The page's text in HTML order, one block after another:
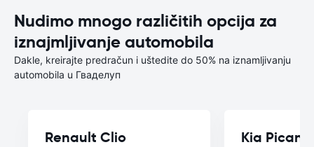
Nudimo mnogo različitih opcija za
iznajmljivanje automobila
Dakle, kreirajte predračun i uštedite do 50% na iznamljivanju
automobila u Гваделуп
Renault Clio Kia